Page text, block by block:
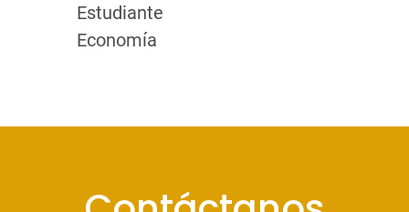
Estudiante
Economía